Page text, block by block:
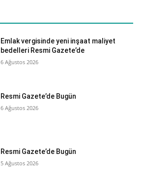
Emlak vergisinde yeni inşaat maliyet
bedelleri Resmi Gazete’de
6 Ağustos 2026
Resmi Gazete’de Bugün
6 Ağustos 2026
Resmi Gazete’de Bugün
5 Ağustos 2026